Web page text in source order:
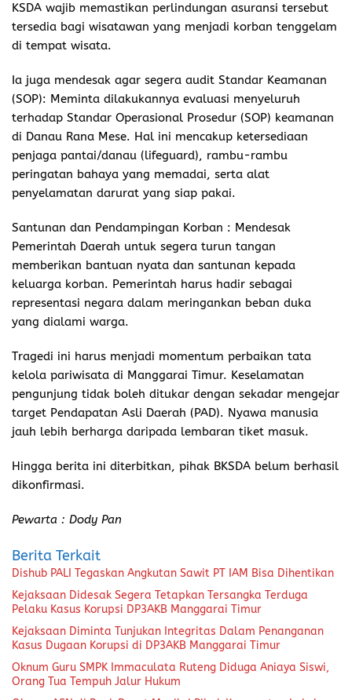
KSDA wajib memastikan perlindungan asuransi tersebut
tersedia bagi wisatawan yang menjadi korban tenggelam
di tempat wisata.
Ia juga mendesak agar segera audit Standar Keamanan
(SOP): Meminta dilakukannya evaluasi menyeluruh
terhadap Standar Operasional Prosedur (SOP) keamanan
di Danau Rana Mese. Hal ini mencakup ketersediaan
penjaga pantai/danau (lifeguard), rambu-rambu
peringatan bahaya yang memadai, serta alat
penyelamatan darurat yang siap pakai.
Santunan dan Pendampingan Korban : Mendesak
Pemerintah Daerah untuk segera turun tangan
memberikan bantuan nyata dan santunan kepada
keluarga korban. Pemerintah harus hadir sebagai
representasi negara dalam meringankan beban duka
yang dialami warga.
Tragedi ini harus menjadi momentum perbaikan tata
kelola pariwisata di Manggarai Timur. Keselamatan
pengunjung tidak boleh ditukar dengan sekadar mengejar
target Pendapatan Asli Daerah (PAD). Nyawa manusia
jauh lebih berharga daripada lembaran tiket masuk.
Hingga berita ini diterbitkan, pihak BKSDA belum berhasil
dikonfirmasi.
Pewarta : Dody Pan
Berita Terkait
Dishub PALI Tegaskan Angkutan Sawit PT IAM Bisa Dihentikan
Kejaksaan Didesak Segera Tetapkan Tersangka Terduga
Pelaku Kasus Korupsi DP3AKB Manggarai Timur
Kejaksaan Diminta Tunjukan Integritas Dalam Penanganan
Kasus Dugaan Korupsi di DP3AKB Manggarai Timur
Oknum Guru SMPK Immaculata Ruteng Diduga Aniaya Siswi,
Orang Tua Tempuh Jalur Hukum